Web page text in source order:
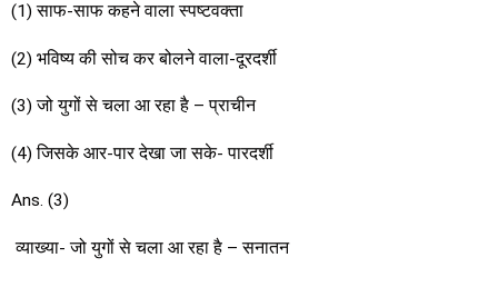
(1) साफ-साफ कहने वाला स्पष्टवक्ता
(2) भविष्य की सोच कर बोलने वाला-दूरदर्शी
(3) जो युगों से चला आ रहा है – प्राचीन
(4) जिसके आर-पार देखा जा सके- पारदर्शी
Ans. (3)
व्याख्या- जो युगों से चला आ रहा है – सनातन